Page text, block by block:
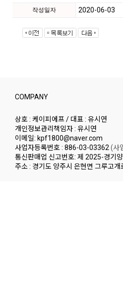
작성일자 2020-06-03
COMPANY
상호 : 케이피에프 / 대표 : 유시연
개인정보관리책임자 : 유시연
이메일: kpf1800@naver.com
사업자등록번호 : 886-03-03362 (사
통신판매업 신고번호: 제 2025-경기
주소 : 경기도 양주시 은현면 그루고